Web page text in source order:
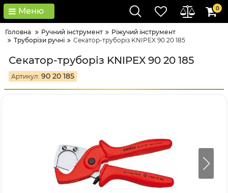
Меню 0
Головна Ручний інструмент
Ріжучий інструмент
Труборізи ручні
Секатор-труборіз KNIPEX 90 20 185
Секатор-труборіз KNIPEX 90 20 185
Артикул: 90 20 185